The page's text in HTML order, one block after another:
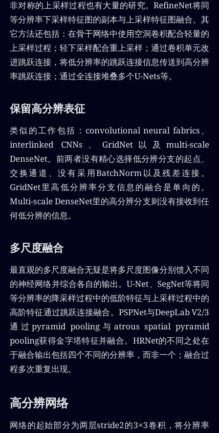
非对称的上采样过程也有大量的研究。RefineNet将同
等分辨率下采样特征图的副本与上采样特征图融合。其
它方法还包括：在骨干网络中使用空洞卷积配合轻量的
上采样过程；轻下采样配合重上采样；通过卷积单元改
进跳跃连接，将低分辨率的跳跃连接信息传送到高分辨
率跳跃连接；通过全连接堆叠多个U-Nets等。
保留高分辨表征
类似的工作包括：convolutional neural fabrics、
interlinked CNNs、GridNet以及multi-scale
DenseNet。前两者没有精心选择低分辨分支的起点、
交换通道、没有采用BatchNorm以及残差连接。
GridNet里高低分辨率分支信息的融合是单向的。
Multi-scale DenseNet里的高分辨分支则没有接收到任
何低分辨的信息。
多尺度融合
最直观的多尺度融合无疑是将多尺度图像分别馈入不同
的神经网络并综合各自的输出。U-Net、SegNet等将同
等分辨率的降采样过程中的低阶特征与上采样过程中的
高阶特征通过跳跃连接融合。PSPNet与DeepLab V2/3
通过pyramid pooling与atrous spatial pyramid
pooling获得金字塔特征并融合。HRNet的不同之处在
于融合输出包括四个不同的分辨率，而非一个；融合过
程多次重复出现。
高分辨网络
网络的起始部分为两层stride2的3×3卷积，将分辨率